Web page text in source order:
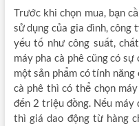
Trước khi chọn mua, bạn
sử dụng của gia đình, công
yếu tố như công suất,
máy pha cà phê cũng có
một sản phẩm có tính
cà phê thì có thể chọn
đến 2 triệu đồng. Nếu máy
thì giá dao động từ hàng